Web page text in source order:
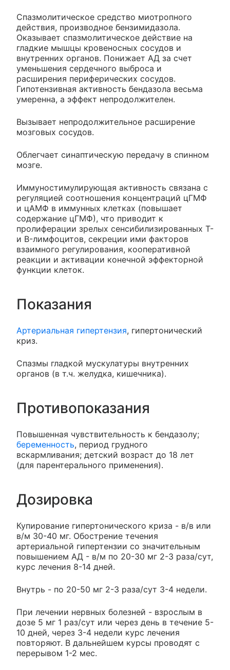
Спазмолитическое средство миотропного
действия, производное бензимидазола.
Оказывает спазмолитическое действие на
гладкие мышцы кровеносных сосудов и
внутренних органов. Понижает АД за счет
уменьшения сердечного выброса и
расширения периферических сосудов.
Гипотензивная активность бендазола весьма
умеренна, а эффект непродолжителен.
Вызывает непродолжительное расширение
мозговых сосудов.
Облегчает синаптическую передачу в спинном
мозге.
Иммуностимулирующая активность связана с
регуляцией соотношения концентраций цГМФ
и цАМФ в иммунных клетках (повышает
содержание цГМФ), что приводит к
пролиферации зрелых сенсибилизированных T-
и B-лимфоцитов, секреции ими факторов
взаимного регулирования, кооперативной
реакции и активации конечной эффекторной
функции клеток.
Показания
Артериальная гипертензия, гипертонический
криз.
Спазмы гладкой мускулатуры внутренних
органов (в т.ч. желудка, кишечника).
Противопоказания
Повышенная чувствительность к бендазолу;
беременность, период грудного
вскармливания; детский возраст до 18 лет
(для парентерального применения).
Дозировка
Купирование гипертонического криза - в/в или
в/м 30-40 мг. Обострение течения
артериальной гипертензии со значительным
повышением АД - в/м по 20-30 мг 2-3 раза/сут,
курс лечения 8-14 дней.
Внутрь - по 20-50 мг 2-3 раза/сут 3-4 недели.
При лечении нервных болезней - взрослым в
дозе 5 мг 1 раз/сут или через день в течение 5-
10 дней, через 3-4 недели курс лечения
повторяют. В дальнейшем курсы проводят с
перерывом 1-2 мес.